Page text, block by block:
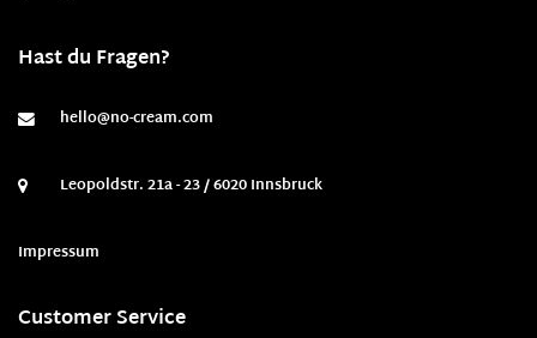
Hast du Fragen?
hello@no-cream.com
Leopoldstr. 21a - 23 / 6020 Innsbruck
Impressum
Customer Service